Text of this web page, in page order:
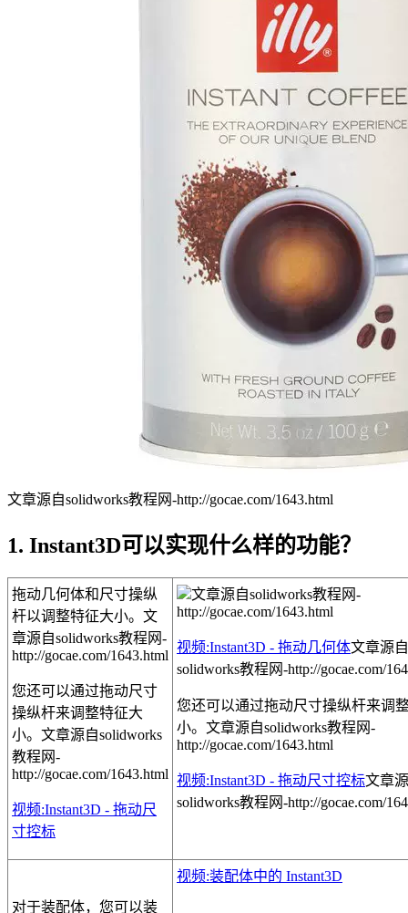
文章源自solidworks教程网-http://gocae.com/1643.html
1. Instant3D可以实现什么样的功能？
拖动几何体和尺寸操纵
杆以调整特征大小。 文
章源自solidworks教程网-
http://gocae.com/1643.html
您还可以通过拖动尺寸
操纵杆来调整特征大
小。 文章源自solidworks
教程网-
http://gocae.com/1643.html
视频:Instant3D - 拖动尺
寸控标
文章源自solidworks教程网-
http://gocae.com/1643.html
视频:Instant3D - 拖动几何体文章源自
solidworks教程网-http://gocae.com/
您还可以通过拖动尺寸操纵杆来调
小。 文章源自solidworks教程网-
http://gocae.com/1643.html
视频:Instant3D - 拖动尺寸控标文章
solidworks教程网-http://gocae.com/
对于装配体，您可以装
视频:装配体中的 Instant3D